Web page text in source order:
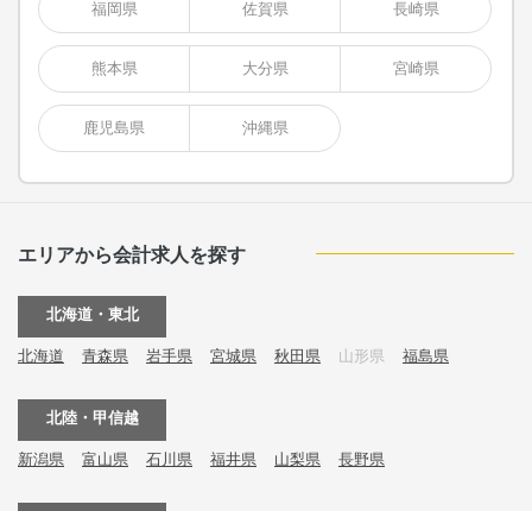
福岡県 佐賀県 長崎県
熊本県 大分県 宮崎県
鹿児島県 沖縄県
エリアから会計求人を探す
北海道・東北
北海道 青森県 岩手県 宮城県 秋田県 山形県 福島県
北陸・甲信越
新潟県 富山県 石川県 福井県 山梨県 長野県